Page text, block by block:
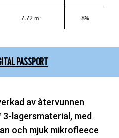
7.72 m³ 8%
PASSPORT
av återvunnen
3-lagersmaterial, med
och mjuk mikrofleece